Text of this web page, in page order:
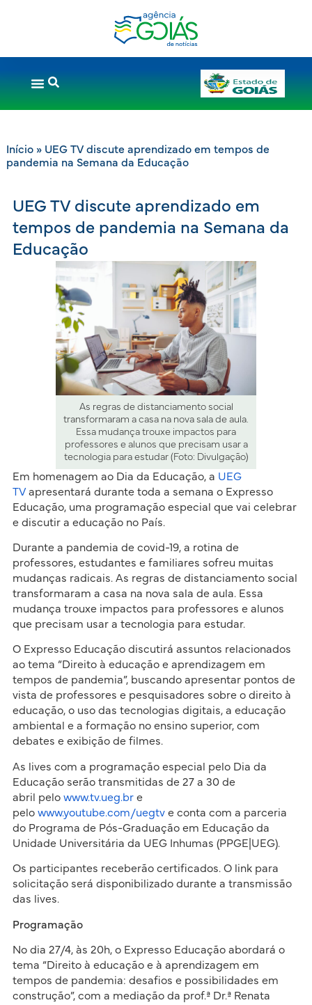
Início» UEG TV discute aprendizado em tempos de
pandemia na Semana da Educação
UEG TV discute aprendizado em
tempos de pandemia na Semana da
Educação
As regras de distanciamento social
transformaram a casa na nova sala de aula.
Essa mudança trouxe impactos para
professores e alunos que precisam usar a
tecnologia para estudar (Foto: Divulgação)
Em homenagem ao Dia da Educação, a UEG
TVapresentará durante toda a semana o Expresso
Educação, uma programação especial que vai celebrar
e discutir a educação no País.
Durante a pandemia de covid-19, a rotina de
professores, estudantes e familiares sofreu muitas
mudanças radicais. As regras de distanciamento social
transformaram a casa na nova sala de aula. Essa
mudança trouxe impactos para professores e alunos
que precisam usar a tecnologia para estudar.
O Expresso Educação discutirá assuntos relacionados
ao tema “Direito à educação e aprendizagem em
tempos de pandemia”, buscando apresentar pontos de
vista de professores e pesquisadores sobre o direito à
educação, o uso das tecnologias digitais, a educação
ambiental e a formação no ensino superior, com
debates e exibição de filmes.
As lives com a programação especial pelo Dia da
Educação serão transmitidas de 27 a 30 de
abril pelo www.tv.ueg.bre
pelo www.youtube.com/uegtve conta com a parceria
do Programa de Pós-Graduação em Educação da
Unidade Universitária da UEG Inhumas (PPGE|UEG).
Os participantes receberão certificados. O link para
solicitação será disponibilizado durante a transmissão
das lives.
Programação
No dia 27/4, às 20h, o Expresso Educação abordará o
tema “Direito à educação e à aprendizagem em
tempos de pandemia: desafios e possibilidades em
construção”, com a mediação da prof.ª Dr.ª Renata